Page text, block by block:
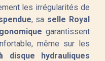
les irrégularités de
, sa selle Royal
garantissent
même sur les
disque hydrauliques